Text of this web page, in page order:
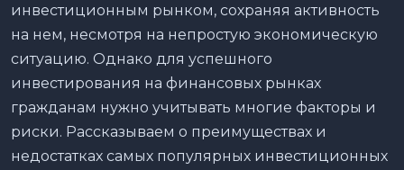
инвестиционным рынком, сохраняя активность
на нем, несмотря на непростую экономическую
ситуацию. Однако для успешного
инвестирования на финансовых рынках
гражданам нужно учитывать многие факторы и
риски. Рассказываем о преимуществах и
недостатках самых популярных инвестиционных